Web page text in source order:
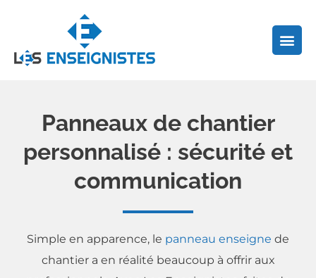
contenu
Panneaux de chantier
personnalisé : sécurité et
communication
Simple en apparence, le panneau enseigne de
chantier a en réalité beaucoup à offrir aux